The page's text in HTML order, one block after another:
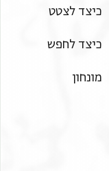
כיצד לצטט
כיצד לחפש
מונחון